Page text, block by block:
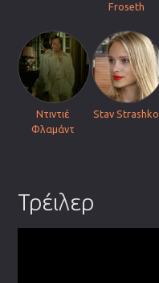
Froseth
Ντιντιέ
Φλαμάντ
Stav Strashko
Τρέιλερ